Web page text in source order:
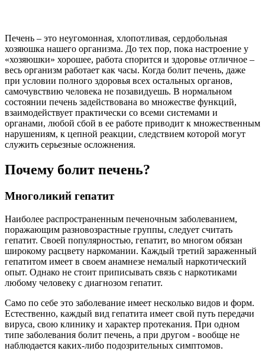
Печень – это неугомонная, хлопотливая, сердобольная
хозяюшка нашего организма. До тех пор, пока настроение у
«хозяюшки» хорошее, работа спорится и здоровье отличное –
весь организм работает как часы. Когда болит печень, даже
при условии полного здоровья всех остальных органов,
самочувствию человека не позавидуешь. В нормальном
состоянии печень задействована во множестве функций,
взаимодействует практически со всеми системами и
органами, любой сбой в ее работе приводит к множественным
нарушениям, к цепной реакции, следствием которой могут
служить серьезные осложнения.
Почему болит печень?
Многоликий гепатит
Наиболее распространенным печеночным заболеванием,
поражающим разновозрастные группы, следует считать
гепатит. Своей популярностью, гепатит, во многом обязан
широкому расцвету наркомании. Каждый третий зараженный
гепатитом имеет в своем анамнезе немалый наркотический
опыт. Однако не стоит приписывать связь с наркотиками
любому человеку с диагнозом гепатит.
Само по себе это заболевание имеет несколько видов и форм.
Естественно, каждый вид гепатита имеет свой путь передачи
вируса, свою клинику и характер протекания. При одном
типе заболевания болит печень, а при другом - вообще не
наблюдается каких-либо подозрительных симптомов.